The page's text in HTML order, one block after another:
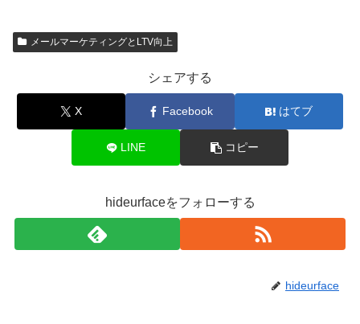
メールマーケティングとLTV向上
シェアする
X Facebook はてブ
LINE コピー
hideurfaceをフォローする
hideurface